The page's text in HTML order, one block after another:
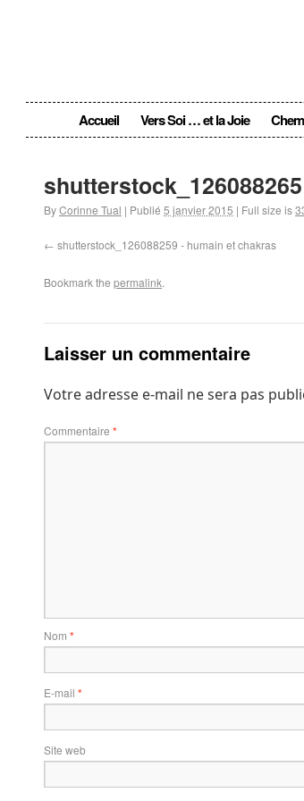
Accueil Vers Soi … et la Joie
ByCorinne Tual | Publié 5 janvier 2015 | Full size is
shutterstock_126088259 - humain et chakras
Bookmark the permalink.
Laisser un commentaire
Votre adresse e-mail ne sera pas
Commentaire *
Nom *
E-mail *
Site web